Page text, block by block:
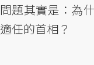
問題其實是：為
適任的首相？